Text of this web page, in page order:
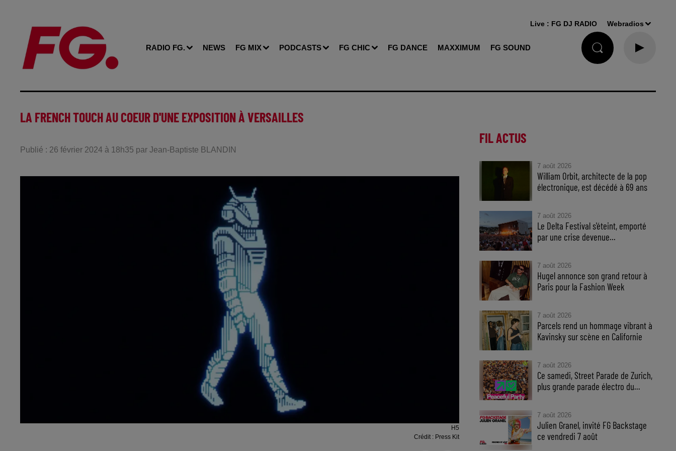
RADIO FG. NEWS FG MIX PODCASTS FG CHIC FG DANCE MAXXIMUM FG SOUND
Live : FG DJ RADIO Webradios
LA FRENCH TOUCH AU COEUR D'UNE EXPOSITION À VERSAILLES
Publié : 26 février 2024 à 18h35 par Jean-Baptiste BLANDIN
H5
Crédit : Press Kit
FIL ACTUS
7 août 2026
William Orbit, architecte de la pop
électronique, est décédé à 69 ans
7 août 2026
Le Delta Festival s'éteint, emporté
par une crise devenue...
7 août 2026
Hugel annonce son grand retour à
Paris pour la Fashion Week
7 août 2026
Parcels rend un hommage vibrant à
Kavinsky sur scène en Californie
7 août 2026
Ce samedi, Street Parade de Zurich,
plus grande parade électro du...
7 août 2026
Julien Granel, invité FG Backstage
ce vendredi 7 août